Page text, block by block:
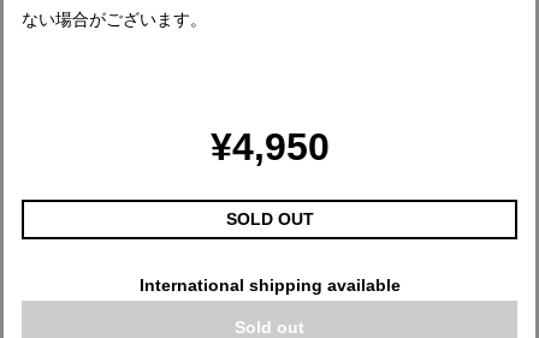
ない場合がございます。
¥4,950
SOLD OUT
International shipping available
Sold out